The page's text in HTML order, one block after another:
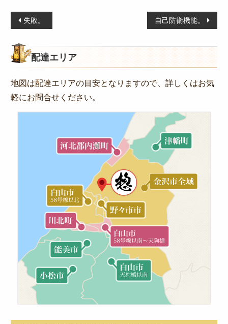
和食
朝食
季節のお弁当
お知らせ
シーン別のお役立ち情報
特定商取引法に基づく表記
投
稿
ナ
ビ
ー
シ
失敗。 自己防衛機能。
配達エリア
地図は配達エリアの目安となりますので、詳しくはお気
軽にお問合せください。